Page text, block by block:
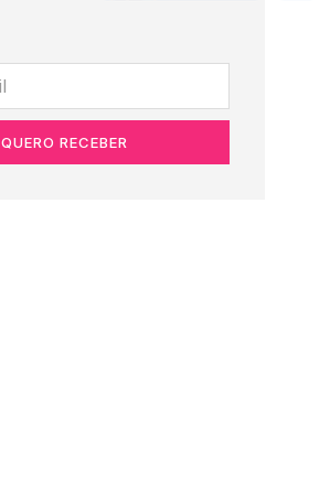
QUERO RECEBER